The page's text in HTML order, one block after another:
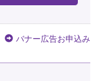
バナー広告お申込み